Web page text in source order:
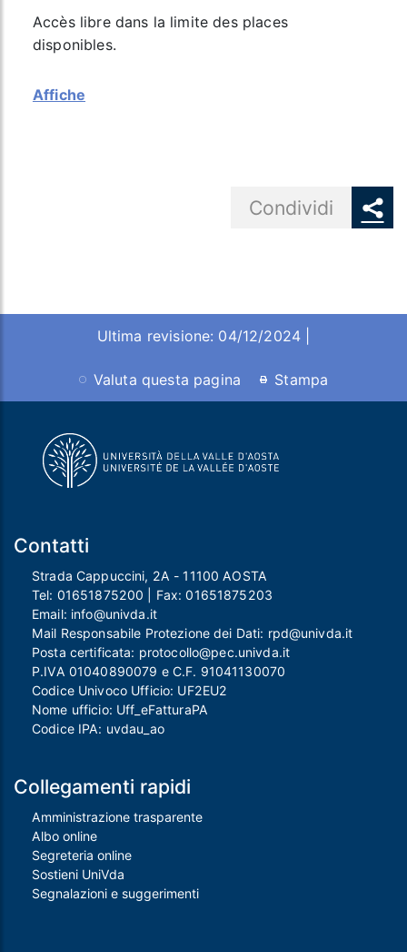
Accès libre dans la limite des places
disponibles.
Affiche
Condividi
Ultima revisione: 04/12/2024 |
Valuta questa pagina Stampa
Contatti
Strada Cappuccini, 2A - 11100 AOSTA
Tel: 01651875200 | Fax:01651875203
Email: info@univda.it
Mail Responsabile Protezione dei Dati: rpd@univda.it
Posta certificata: protocollo@pec.univda.it
P.IVA 01040890079 e C.F. 91041130070
Codice Univoco Ufficio: UF2EU2
Nome ufficio: Uff_eFatturaPA
Codice IPA: uvdau_ao
Collegamenti rapidi
Amministrazione trasparente
Albo online
Segreteria online
Sostieni UniVda
Segnalazioni e suggerimenti